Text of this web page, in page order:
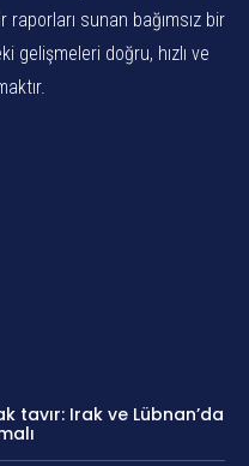
sunan bağımsız bir
gelişmeleri doğru, hızlı ve
tavır: Irak ve Lübnan’da